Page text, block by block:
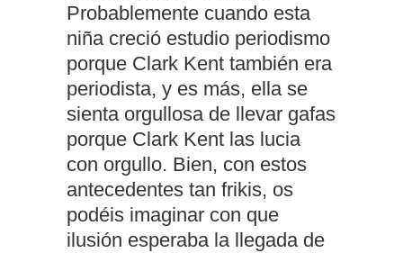
Probablemente cuando esta
niña creció estudio periodismo
porque Clark Kent también era
periodista, y es más, ella se
sienta orgullosa de llevar gafas
porque Clark Kent las lucia
con orgullo. Bien, con estos
antecedentes tan frikis, os
podéis imaginar con que
ilusión esperaba la llegada de